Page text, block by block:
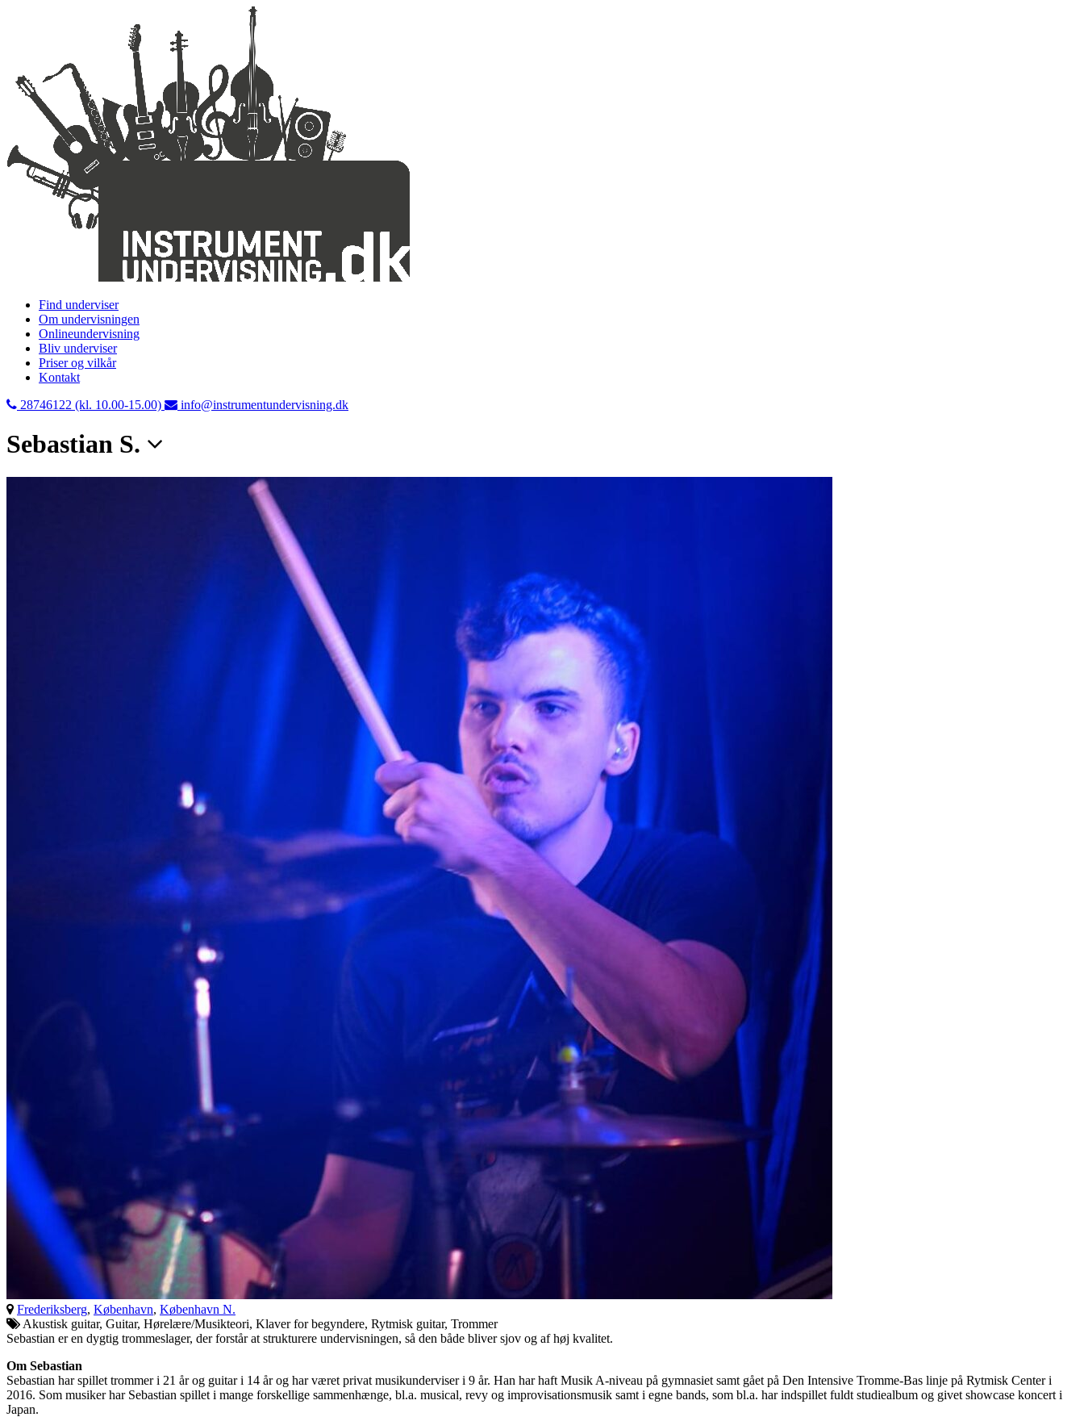
Find underviser
Om undervisningen
Onlineundervisning
Bliv underviser
Priser og vilkår
Kontakt
28746122 (kl. 10.00-15.00)
info@instrumentundervisning.dk
Sebastian S.
Frederiksberg, København, København N.
Akustisk guitar, Guitar, Hørelære/Musikteori, Klaver for begyndere, Rytmisk guitar, Trommer
Sebastian er en dygtig trommeslager, der forstår at strukturere undervisningen, så den både bliver sjov og af høj kvalitet.
Om Sebastian
Sebastian har spillet trommer i 21 år og guitar i 14 år og har været privat musikunderviser i 9 år. Han har haft Musik A-niveau på gymnasiet samt gået på Den Intensive Tromme-Bas linje på Rytmisk Center i
2016. Som musiker har Sebastian spillet i mange forskellige sammenhænge, bl.a. musical, revy og improvisationsmusik samt i egne bands, som bl.a. har indspillet fuldt studiealbum og givet showcase koncert i
Japan.